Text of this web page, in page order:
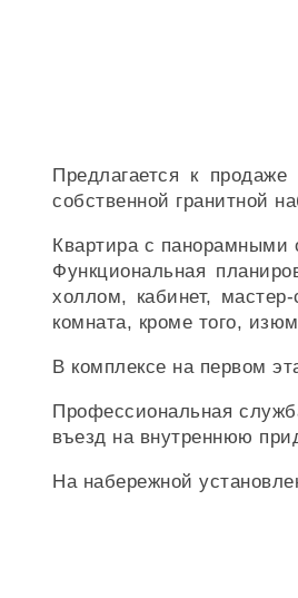
Предлагается к
собственной гранитной
Квартира с панорамными
Функциональная
холлом, кабинет,
комната, кроме того,
В комплексе на первом
Профессиональная
въезд на внутреннюю
На набережной